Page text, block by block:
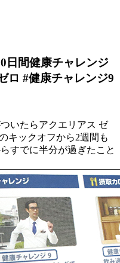
日間健康チャレンジ
ロ #健康チャレンジ9
いたらアクエリアス ゼ
キックオフから2週間も
すでに半分が過ぎたこと